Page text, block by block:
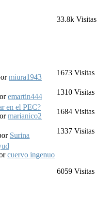
33.8k Visitas
miura1943
1673 Visitas
emartin444
1310 Visitas
en el PEC?
marianico2
1684 Visitas
Surina
1337 Visitas
cuervo ingenuo
6059 Visitas